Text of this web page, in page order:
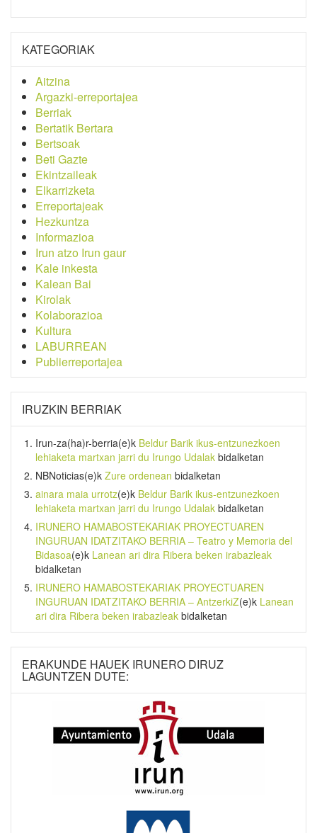
KATEGORIAK
Aitzina
Argazki-erreportajea
Berriak
Bertatik Bertara
Bertsoak
Beti Gazte
Ekintzaileak
Elkarrizketa
Erreportajeak
Hezkuntza
Informazioa
Irun atzo Irun gaur
Kale inkesta
Kalean Bai
Kirolak
Kolaborazioa
Kultura
LABURREAN
Publierreportajea
IRUZKIN BERRIAK
Irun-za(ha)r-berria(e)k Beldur Barik ikus-entzunezkoen
lehiaketa martxan jarri du Irungo Udalak bidalketan
NBNoticias(e)k Zure ordenean bidalketan
ainara maia urrotz(e)k Beldur Barik ikus-entzunezkoen
lehiaketa martxan jarri du Irungo Udalak bidalketan
IRUNERO HAMABOSTEKARIAK PROYECTUAREN
INGURUAN IDATZITAKO BERRIA – Teatro y Memoria del
Bidasoa(e)k Lanean ari dira Ribera beken irabazleak
bidalketan
IRUNERO HAMABOSTEKARIAK PROYECTUAREN
INGURUAN IDATZITAKO BERRIA – AntzerkiZ(e)k Lanean
ari dira Ribera beken irabazleak bidalketan
ERAKUNDE HAUEK IRUNERO DIRUZ
LAGUNTZEN DUTE: